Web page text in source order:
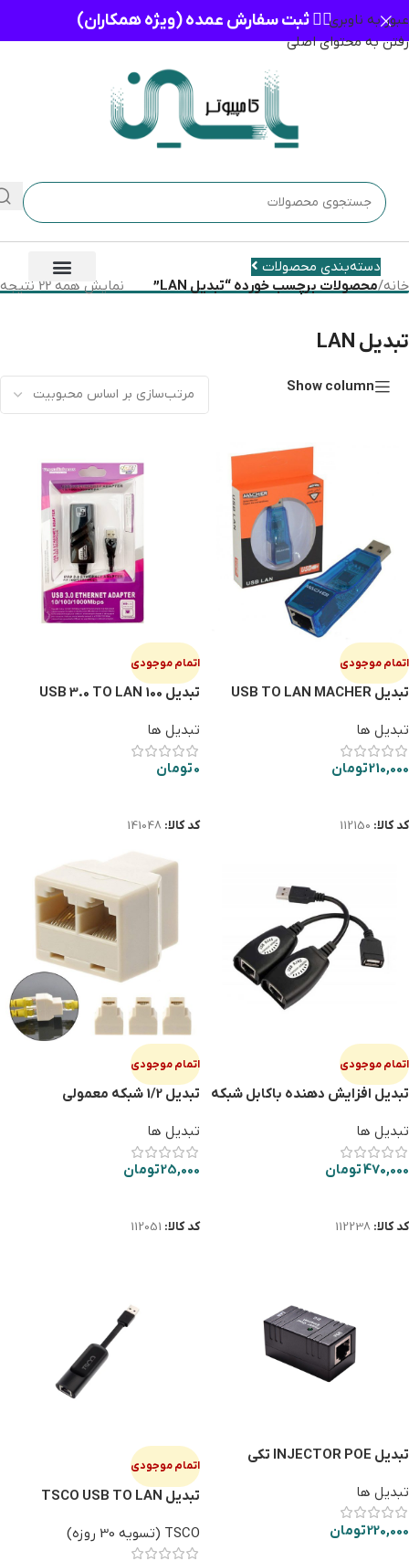
عبور به ناوبری
رفتن به محتوای اصلی
👈🏻 ثبت سفارش عمده (ویژه همکاران)
دسته‌بندی محصولات
خانه/محصولات برچسب خورده “تبدیل LAN” نمایش همه 22 نتیجه
تبدیل LAN
Show column
اتمام موجودی
تبدیل USB TO LAN MACHER
تبدیل ها
210,000تومان
کد کالا: 112150
اتمام موجودی
تبدیل USB 3.0 TO LAN 100
تبدیل ها
0تومان
کد کالا: 141048
اتمام موجودی
تبدیل افزایش دهنده باکابل شبکه
تبدیل ها
470,000تومان
کد کالا: 112238
اتمام موجودی
تبديل 1/2 شبكه معمولي
تبدیل ها
25,000تومان
کد کالا: 112051
تبديل INJECTOR POE تكي
تبدیل ها
220,000تومان
اتمام موجودی
تبدیل TSCO USB TO LAN
TSCO (تسویه 30 روزه)